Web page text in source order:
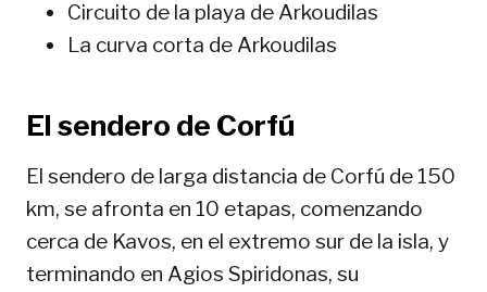
Circuito de la playa de Arkoudilas
La curva corta de Arkoudilas
El sendero de Corfú
El sendero de larga distancia de Corfú de 150
km, se afronta en 10 etapas, comenzando
cerca de Kavos, en el extremo sur de la isla, y
terminando en Agios Spiridonas, su